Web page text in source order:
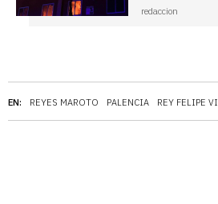
EN: REYES MAROTO PALENCIA REY FELIPE VI
redaccion